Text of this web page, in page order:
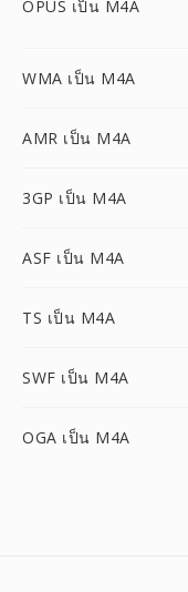
OPUS เป็น M4A
WMA เป็น M4A
AMR เป็น M4A
3GP เป็น M4A
ASF เป็น M4A
TS เป็น M4A
SWF เป็น M4A
OGA เป็น M4A